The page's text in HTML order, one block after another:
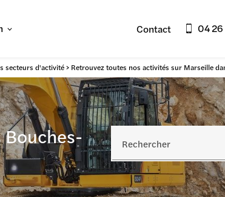
Contact 04
secteurs d'activité> Retrouvez toutes nos activités sur Marseille
Rechercher